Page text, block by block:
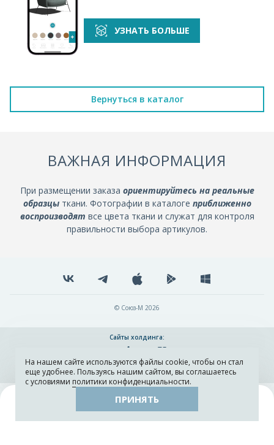
Каталог Остатки тканей
УЗНАТЬ БОЛЬШЕ
Вернуться в каталог
ВАЖНАЯ ИНФОРМАЦИЯ
При размещении заказа ориентируйтесь на реальные
образцыткани. Фотографии в каталоге приближенно
воспроизводят все цвета ткани и служат для контроля
правильности выбора артикулов.
© Союз-М 2026
Сайты холдинга:
Разработка и поддержка сайта ADN
На нашем сайте используются файлы cookie, чтобы он стал
еще удобнее. Пользуясь нашим сайтом, вы соглашаетесь
с условиями политики конфиденциальности.
ПРИНЯТЬ